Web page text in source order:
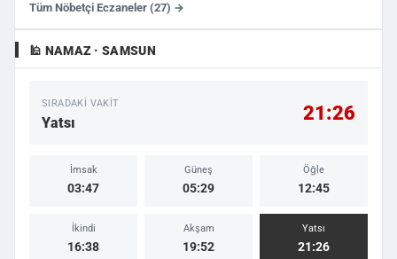
Tüm Nöbetçi Eczaneler (27) →
🕌 NAMAZ · SAMSUN
SIRADAKI VAKIT
Yatsı 21:26
İmsak
03:47
Güneş
05:29
Öğle
12:45
İkindi
16:38
Akşam
19:52
Yatsı
21:26